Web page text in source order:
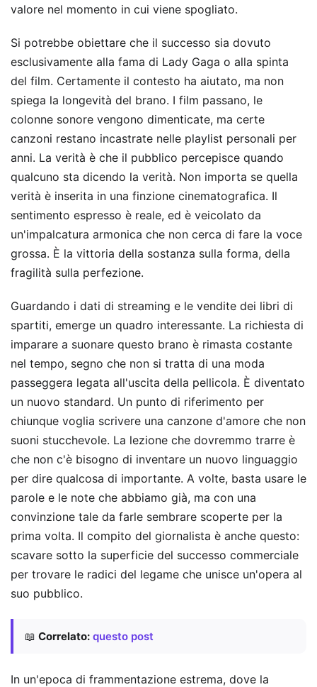
valore nel momento in cui viene spogliato.
Si potrebbe obiettare che il successo sia dovuto
esclusivamente alla fama di Lady Gaga o alla spinta
del film. Certamente il contesto ha aiutato, ma non
spiega la longevità del brano. I film passano, le
colonne sonore vengono dimenticate, ma certe
canzoni restano incastrate nelle playlist personali per
anni. La verità è che il pubblico percepisce quando
qualcuno sta dicendo la verità. Non importa se quella
verità è inserita in una finzione cinematografica. Il
sentimento espresso è reale, ed è veicolato da
un'impalcatura armonica che non cerca di fare la voce
grossa. È la vittoria della sostanza sulla forma, della
fragilità sulla perfezione.
Guardando i dati di streaming e le vendite dei libri di
spartiti, emerge un quadro interessante. La richiesta di
imparare a suonare questo brano è rimasta costante
nel tempo, segno che non si tratta di una moda
passeggera legata all'uscita della pellicola. È diventato
un nuovo standard. Un punto di riferimento per
chiunque voglia scrivere una canzone d'amore che non
suoni stucchevole. La lezione che dovremmo trarre è
che non c'è bisogno di inventare un nuovo linguaggio
per dire qualcosa di importante. A volte, basta usare le
parole e le note che abbiamo già, ma con una
convinzione tale da farle sembrare scoperte per la
prima volta. Il compito del giornalista è anche questo:
scavare sotto la superficie del successo commerciale
per trovare le radici del legame che unisce un'opera al
suo pubblico.
📖 Correlato: questo post
In un'epoca di frammentazione estrema, dove la